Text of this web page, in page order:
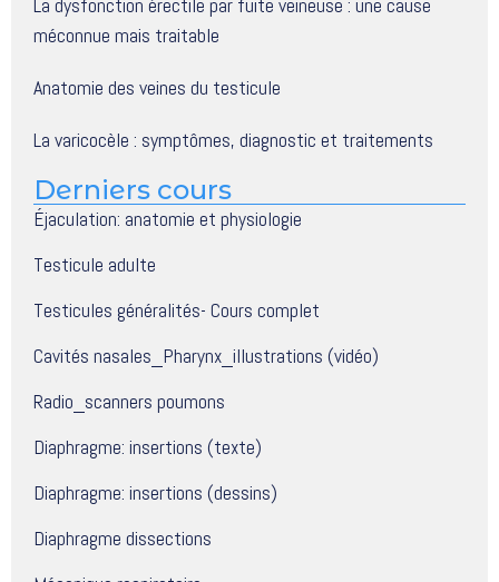
méconnue mais traitable
Anatomie des veines du testicule
La varicocèle : symptômes, diagnostic et traitements
Derniers cours
Éjaculation: anatomie et physiologie
Testicule adulte
Testicules généralités- Cours complet
Cavités nasales_Pharynx_illustrations (vidéo)
Radio_scanners poumons
Diaphragme: insertions (texte)
Diaphragme: insertions (dessins)
Diaphragme dissections